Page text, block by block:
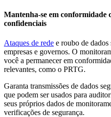
Mantenha-se em conformidade
confidenciais
Ataques de rede e roubo de dados
empresas e governos. O
você a permanecer em
relevantes, como o PRTG.
Garanta transmissões de dados
que podem ser usados para
seus próprios dados de
verificações de segurança.